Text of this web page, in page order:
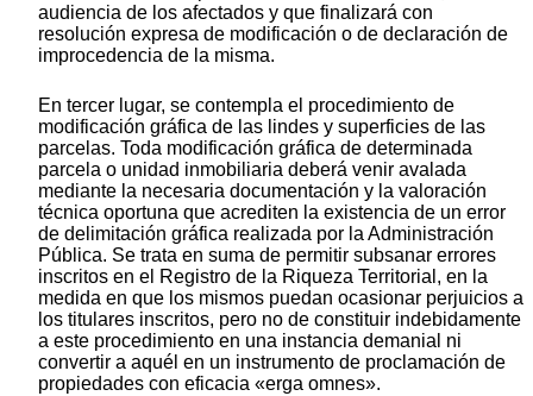
audiencia de los afectados y que finalizará con
resolución expresa de modificación o de declaración de
improcedencia de la misma.
En tercer lugar, se contempla el procedimiento de
modificación gráfica de las lindes y superficies de las
parcelas. Toda modificación gráfica de determinada
parcela o unidad inmobiliaria deberá venir avalada
mediante la necesaria documentación y la valoración
técnica oportuna que acrediten la existencia de un error
de delimitación gráfica realizada por la Administración
Pública. Se trata en suma de permitir subsanar errores
inscritos en el Registro de la Riqueza Territorial, en la
medida en que los mismos puedan ocasionar perjuicios a
los titulares inscritos, pero no de constituir indebidamente
a este procedimiento en una instancia demanial ni
convertir a aquél en un instrumento de proclamación de
propiedades con eficacia «erga omnes».